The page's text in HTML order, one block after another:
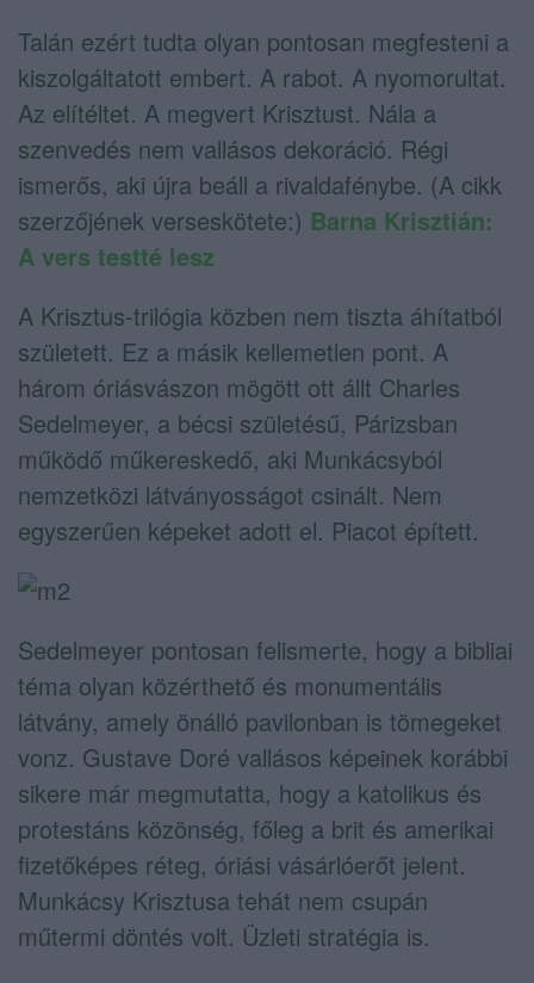
Talán ezért tudta olyan pontosan megfesteni a
kiszolgáltatott embert. A rabot. A nyomorultat.
Az elítéltet. A megvert Krisztust. Nála a
szenvedés nem vallásos dekoráció. Régi
ismerős, aki újra beáll a rivaldafénybe. (A cikk
szerzőjének verseskötete:) Barna Krisztián:
A vers testté lesz
A Krisztus-trilógia közben nem tiszta áhítatból
született. Ez a másik kellemetlen pont. A
három óriásvászon mögött ott állt Charles
Sedelmeyer, a bécsi születésű, Párizsban
működő műkereskedő, aki Munkácsyból
nemzetközi látványosságot csinált. Nem
egyszerűen képeket adott el. Piacot épített.
Sedelmeyer pontosan felismerte, hogy a bibliai
téma olyan közérthető és monumentális
látvány, amely önálló pavilonban is tömegeket
vonz. Gustave Doré vallásos képeinek korábbi
sikere már megmutatta, hogy a katolikus és
protestáns közönség, főleg a brit és amerikai
fizetőképes réteg, óriási vásárlóerőt jelent.
Munkácsy Krisztusa tehát nem csupán
műtermi döntés volt. Üzleti stratégia is.